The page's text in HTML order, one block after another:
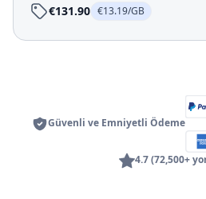
€131.90 €13.19/GB
Güvenli ve Emniyetli Ödeme
4.7 (72,500+